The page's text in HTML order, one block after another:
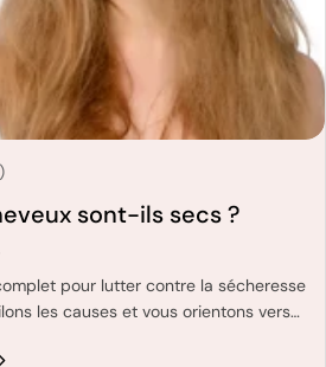
sont-ils secs ?
pour lutter contre la sécheresse
les causes et vous orientons vers